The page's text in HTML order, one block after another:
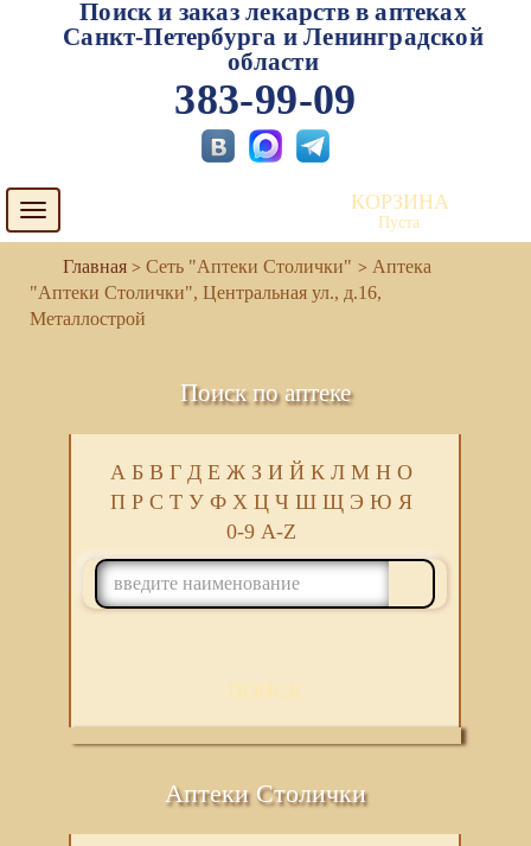
Поиск и заказ лекарств в аптеках
Санкт-Петербурга и Ленинградской
области
383-99-09
Toggle
navigation
КОРЗИНА
Пуста
Сеть "Аптеки Столички"
Аптека
"Аптеки Столички", Центральная ул., д.16,
Металлострой
Поиск по аптеке
А Б В Г Д Е Ж З И Й К Л М Н О
П Р С Т У Ф Х Ц Ч Ш Щ Э Ю Я
0-9 A-Z
ПОИСК
Аптеки Столички